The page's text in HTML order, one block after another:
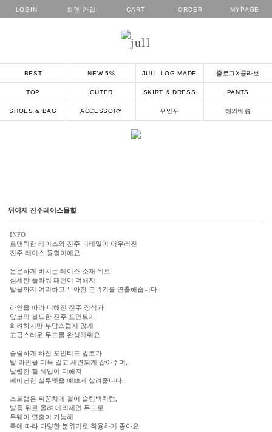
LOGIN 회원 가입 CART ORDER MYPAGE
BEST NEW 5% JULL-LOG MADE 줄로그X콜라보
TOP OUTER SKIRT & DRESS PANTS
SHOES & BAG ACCESSORY 꾸안꾸 해외배송
위이제 진주레이스뮬힐
INFO
로맨틱한 레이스와 진주 디테일이 어우러진
진주 레이스 뮬힐이에요.
은은하게 비치는 레이스 소재 위로
섬세한 플라워 패턴이 더해져
발끝까지 여리하고 우아한 분위기를 연출해줍니다.
라인을 따라 더해진 진주 장식과
앞코의 볼드한 진주 포인트가
화려하지만 부담스럽지 않게
고급스러운 무드를 완성해줘요.
슬림하게 빠진 포인티드 앞코가
발 라인을 더욱 길고 세련되게 잡아주며,
날렵한 힐 쉐입이 더해져
페미닌한 실루엣을 예쁘게 살려줍니다.
스트랩은 뒤꿈치에 걸어 슬링백처럼,
발등 위로 올려 메리제인 무드로
투웨이 연출이 가능해
룩에 따라 다양한 분위기로 착용하기 좋아요.